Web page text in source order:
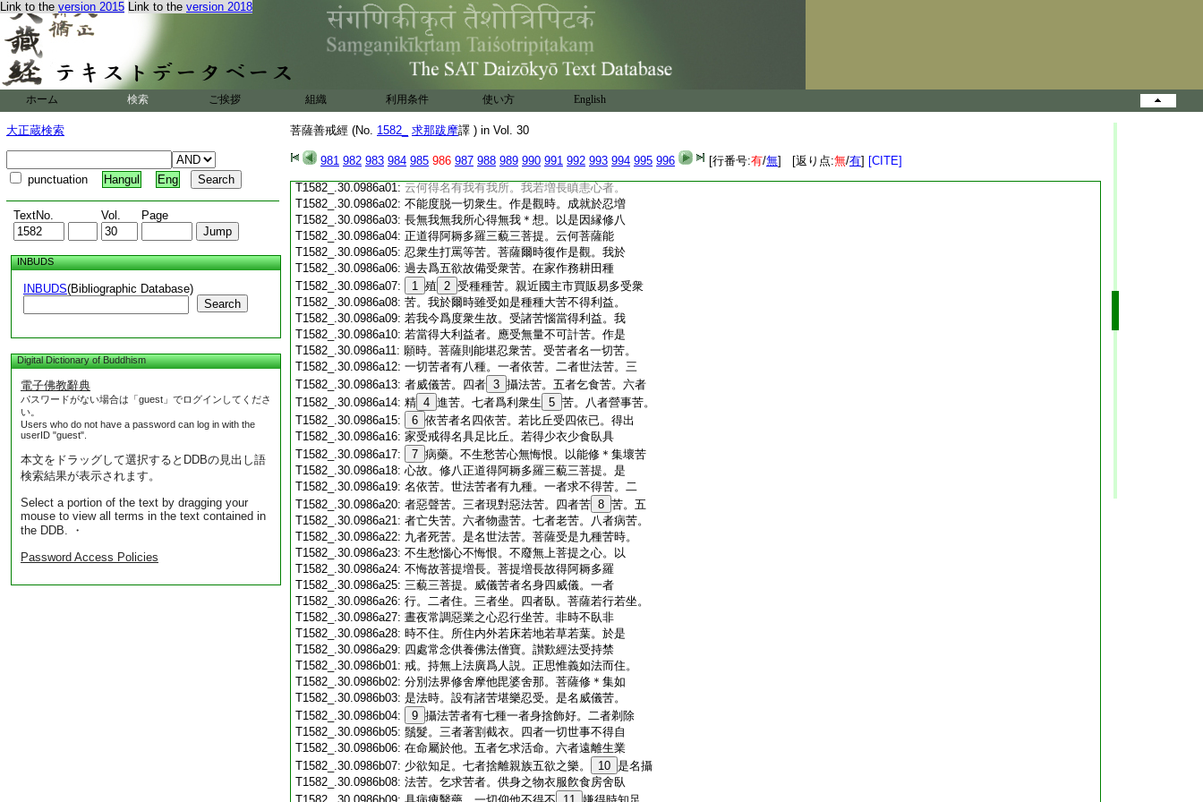
Link to the version 2015 Link to the version 2018
ホーム 検索 ご挨拶 組織 利用条件 使い方 English
大正蔵検索
punctuation Hangul Eng
TextNo. Vol. Page
INBUDS
INBUDS(Bibliographic Database)
Search
Digital Dictionary of Buddhism
電子佛教辭典
パスワードがない場合は「guest」でログインしてくださ
い。
Users who do not have a password can log in with the
userID "guest".
本文をドラッグして選択するとDDBの見出し語
検索結果が表示されます。
Select a portion of the text by dragging your
mouse to view all terms in the text contained in
the DDB. ・
Password Access Policies
菩薩善戒經 (No. 1582_ 求那跋摩譯 ) in Vol. 30
981 982 983 984 985 986 987 988 989 990 991 992 993 994 995 996 [行番号:有/無] [返り点:無/有] [CITE]
T1582_.30.0985c19:苦生死苦苦苦。作是觀時。若使衆生有此三
T1582_.30.0985c20: 苦我不應瞋。我若瞋者 11
云何當能救彼衆生
T1582_.30.0985c21:是三苦耶。我若瞋者則爲増長衆生三苦。作
T1582_.30.0985c22:
是觀時。樂＊想滅苦＊想生。以能修集苦＊想因
縁故。修八正道得阿耨多羅三藐三菩提。云
T1582_.30.0985c24:何菩薩修無我無我所＊想。菩薩諦觀。有諸外
T1582_.30.0985c25:道説我是常。我若常者衆生無我。何以故。衆
T1582_.30.0985c26:
生者即是五陰。五陰無常。若無我者何有我
T1582_.30.0985c27:所。是故無我無我所。菩薩復作是觀。我者即
T1582_.30.0985c28:是菩提之心。菩薩初發菩提心時。於衆生
T1582_.30.0986a01: 云何得名有我有我所。我若増長瞋恚心者。
T1582_.30.0986a02: 不能度脱一切衆生。作是觀時。成就於忍増
T1582_.30.0986a03: 長無我無我所心得無我＊想。以是因縁修八
T1582_.30.0986a04: 正道得阿耨多羅三藐三菩提。云何菩薩能
T1582_.30.0986a05: 忍衆生打罵等苦。菩薩爾時復作是觀。我於
T1582_.30.0986a06: 過去爲五欲故備受衆苦。在家作務耕田種
T1582_.30.0986a07:
1 殖 2 受種種苦。親近國主市買販易多受衆
T1582_.30.0986a08: 苦。我於爾時雖受如是種種大苦不得利益。
T1582_.30.0986a09: 若我今爲度衆生故。受諸苦惱當得利益。我
T1582_.30.0986a10: 若當得大利益者。應受無量不可計苦。作是
T1582_.30.0986a11: 願時。菩薩則能堪忍衆苦。受苦者名一切苦。
T1582_.30.0986a12: 一切苦者有八種。一者依苦。二者世法苦。三
T1582_.30.0986a13: 者威儀苦。四者 3 攝法苦。五者乞食苦。六者
T1582_.30.0986a14: 精 4 進苦。七者爲利衆生 5 苦。八者營事苦。
T1582_.30.0986a15:
6 依苦者名四依苦。若比丘受四依已。得出
T1582_.30.0986a16: 家受戒得名具足比丘。若得少衣少食臥具
T1582_.30.0986a17:
7 病藥。不生愁苦心無悔恨。以能修＊集壞苦
T1582_.30.0986a18: 心故。修八正道得阿耨多羅三藐三菩提。是
T1582_.30.0986a19: 名依苦。世法苦者有九種。一者求不得苦。二
T1582_.30.0986a20: 者惡聲苦。三者現對惡法苦。四者苦 8 苦。五
T1582_.30.0986a21: 者亡失苦。六者物盡苦。七者老苦。八者病苦。
T1582_.30.0986a22: 九者死苦。是名世法苦。菩薩受是九種苦時。
T1582_.30.0986a23: 不生愁惱心不悔恨。不廢無上菩提之心。以
T1582_.30.0986a24: 不悔故菩提増長。菩提増長故得阿耨多羅
T1582_.30.0986a25: 三藐三菩提。威儀苦者名身四威儀。一者
T1582_.30.0986a26: 行。二者住。三者坐。四者臥。菩薩若行若坐。
T1582_.30.0986a27: 晝夜常調惡業之心忍行坐苦。非時不臥非
T1582_.30.0986a28: 時不住。所住内外若床若地若草若葉。於是
T1582_.30.0986a29: 四處常念供養佛法僧寶。讃歎經法受持禁
T1582_.30.0986b01: 戒。持無上法廣爲人説。正思惟義如法而住。
T1582_.30.0986b02: 分別法界修舍摩他毘婆舍那。菩薩修＊集如
T1582_.30.0986b03: 是法時。設有諸苦堪樂忍受。是名威儀苦。
T1582_.30.0986b04:
9 攝法苦者有七種一者身捨飾好。二者剃除
T1582_.30.0986b05: 鬚髮。三者著割截衣。四者一切世事不得自
T1582_.30.0986b06: 在命屬於他。五者乞求活命。六者遠離生業
T1582_.30.0986b07: 少欲知足。七者捨離親族五欲之樂。 10 是名攝
T1582_.30.0986b08: 法苦。乞求苦者。供身之物衣服飮食房舍臥